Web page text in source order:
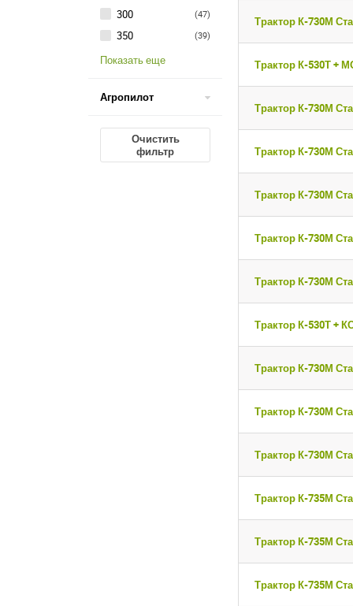
300 (47)
350 (39)
Показать еще
Агропилот
Очистить
фильтр
Трактор К-730М
Трактор К-530Т +
Трактор К-730М
Трактор К-730М
Трактор К-730М
Трактор К-730М
Трактор К-730М
Трактор К-530Т +
Трактор К-730М
Трактор К-730М
Трактор К-730М
Трактор К-735М
Трактор К-735М
Трактор К-735М